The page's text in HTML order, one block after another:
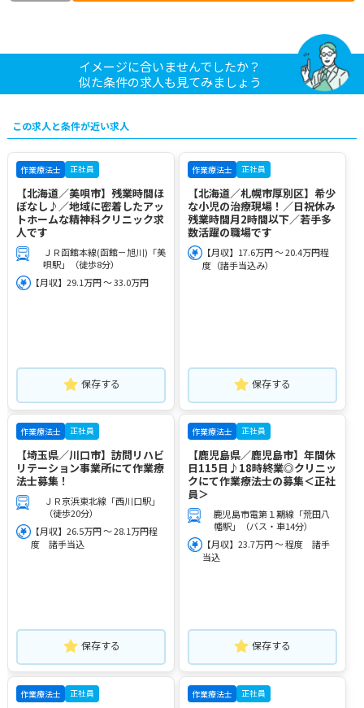
イメージに合いませんでしたか？
似た条件の求人も見てみましょう
この求人と条件が近い求人
作業療法士 正社員
【北海道／美唄市】残業時間ほ
ぼなし♪／地域に密着したアッ
トホームな精神科クリニック求
人です
ＪＲ函館本線(函館－旭川)「美
唄駅」（徒歩8分）
【月収】29.1万円 ～ 33.0万円
保存する
作業療法士 正社員
【北海道／札幌市厚別区】希少
な小児の治療現場！／日祝休み
残業時間月2時間以下／若手多
数活躍の職場です
【月収】17.6万円 ～ 20.4万円程
度（諸手当込み）
保存する
作業療法士 正社員
【埼玉県／川口市】訪問リハビ
リテーション事業所にて作業療
法士募集！
ＪＲ京浜東北線「西川口駅」
（徒歩20分）
【月収】26.5万円 ～ 28.1万円程
度 諸手当込
保存する
作業療法士 正社員
【鹿児島県／鹿児島市】年間休
日115日♪18時終業◎クリニッ
クにて作業療法士の募集＜正社
員＞
鹿児島市電第１期線「荒田八
幡駅」（バス・車14分）
【月収】23.7万円 ～ 程度 諸手
当込
保存する
作業療法士 正社員 作業療法士 正社員